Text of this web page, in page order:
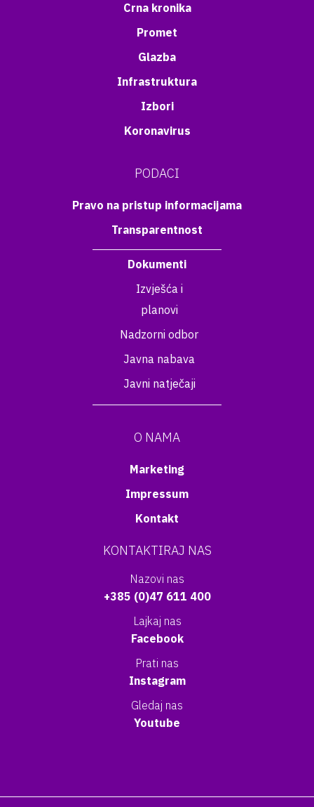
Crna kronika
Promet
Glazba
Infrastruktura
Izbori
Koronavirus
PODACI
Pravo na pristup informacijama
Transparentnost
Dokumenti
Izvješća i
planovi
Nadzorni odbor
Javna nabava
Javni natječaji
O NAMA
Marketing
Impressum
Kontakt
KONTAKTIRAJ NAS
Nazovi nas
+385 (0)47 611 400
Lajkaj nas
Facebook
Prati nas
Instagram
Gledaj nas
Youtube